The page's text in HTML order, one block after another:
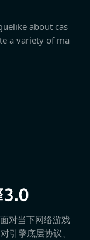
about cas
a variety of ma
对当下网络游戏
引擎底层协议、